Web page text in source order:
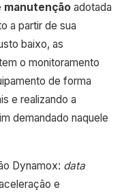
manutenção adotada
a partir de sua
baixo, as
o monitoramento
de forma
e realizando a
demandado naquele
Dynamox: data
e